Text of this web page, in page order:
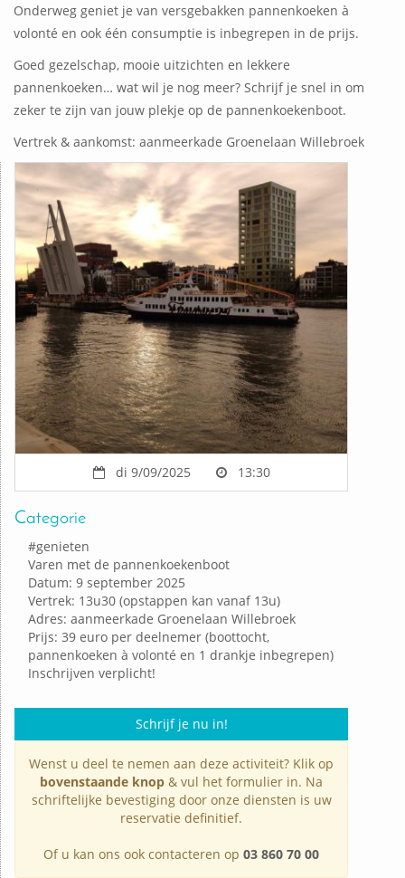
Onderweg geniet je van versgebakken pannenkoeken à
volonté en ook één consumptie is inbegrepen in de prijs.
Goed gezelschap, mooie uitzichten en lekkere
pannenkoeken… wat wil je nog meer? Schrijf je snel in om
zeker te zijn van jouw plekje op de pannenkoekenboot.
Vertrek & aankomst: aanmeerkade Groenelaan Willebroek
di 9/09/2025 13:30
Categorie
#genieten
Varen met de pannenkoekenboot
Datum: 9 september 2025
Vertrek: 13u30 (opstappen kan vanaf 13u)
Adres: aanmeerkade Groenelaan Willebroek
Prijs: 39 euro per deelnemer (boottocht,
pannenkoeken à volonté en 1 drankje inbegrepen)
Inschrijven verplicht!
Schrijf je nu in!
Wenst u deel te nemen aan deze activiteit? Klik op
bovenstaande knop & vul het formulier in. Na
schriftelijke bevestiging door onze diensten is uw
reservatie definitief.
Of u kan ons ook contacteren op 03 860 70 00